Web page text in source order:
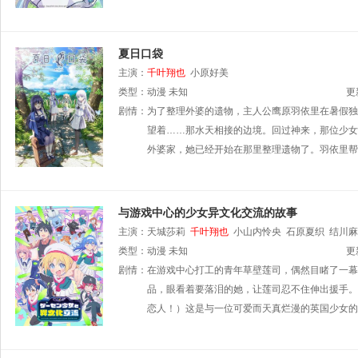
夏日口袋
主演： 千叶翔也 小原好美
类型： 动漫 未知
更
剧情： 为了整理外婆的遗物，主人公鹰原羽依里在暑假
望着……那水天相接的边境。回过神来，那位少
外婆家，她已经开始在那里整理遗物了。羽依里
与游戏中心的少女异文化交流的故事
主演： 天城莎莉 千叶翔也 小山内怜央 石原夏织 结川
类型： 动漫 未知
更
剧情： 在游戏中心打工的青年草壁莲司，偶然目睹了一
品，眼看着要落泪的她，让莲司忍不住伸出援手
恋人！）这是与一位可爱而天真烂漫的英国少女